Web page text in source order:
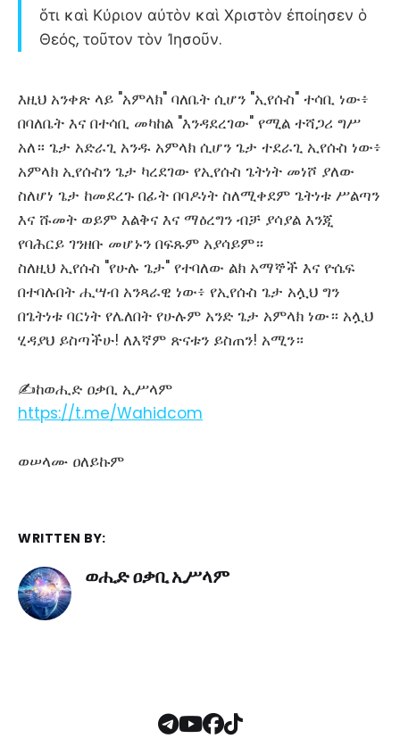
ὅτι καὶ Κύριον αὐτὸν καὶ Χριστὸν ἐποίησεν ὁ
Θεός, τοῦτον τὸν Ἰησοῦν.
እዚህ አንቀጽ ላይ "አምላክ" ባለቤት ሲሆን "ኢየሱስ" ተሳቢ ነው፥
በባለቤት እና በተሳቢ መካከል "እንዳደረገው" የሚል ተሻጋሪ ግሥ
አለ። ጌታ አድራጊ አንዱ አምላክ ሲሆን ጌታ ተደራጊ ኢየሱስ ነው፥
አምላክ ኢየሱስን ጌታ ካረደገው የኢየሱስ ጌትነት መነሾ ያለው
ስለሆነ ጌታ ከመደረጉ በፊት በባዶነት ስለሚቀደም ጌትነቱ ሥልጣን
እና ሹመት ወይም እልቅና እና ማዕረግን ብቻ ያሳያል እንጂ
የባሕርይ ገንዘቡ መሆኑን በፍጹም አያሳይም።
ስለዚህ ኢየሱስ "የሁሉ ጌታ" የተባለው ልክ አማኞች እና ዮሴፍ
በተባሉበት ሒሣብ አንጻራዊ ነው፥ የኢየሱስ ጌታ አሏህ ግን
በጌትነቱ ባርነት የሌለበት የሁሉም አንድ ጌታ አምላክ ነው። አሏህ
ሂዳያህ ይስጣችሁ! ለእኛም ጽናቱን ይስጠን! አሚን።
✍ከወሒድ ዐቃቢ ኢሥላም
https://t.me/Wahidcom
ወሠላሙ ዐለይኩም
WRITTEN BY:
ወሒድ ዐቃቢ ኢሥላም